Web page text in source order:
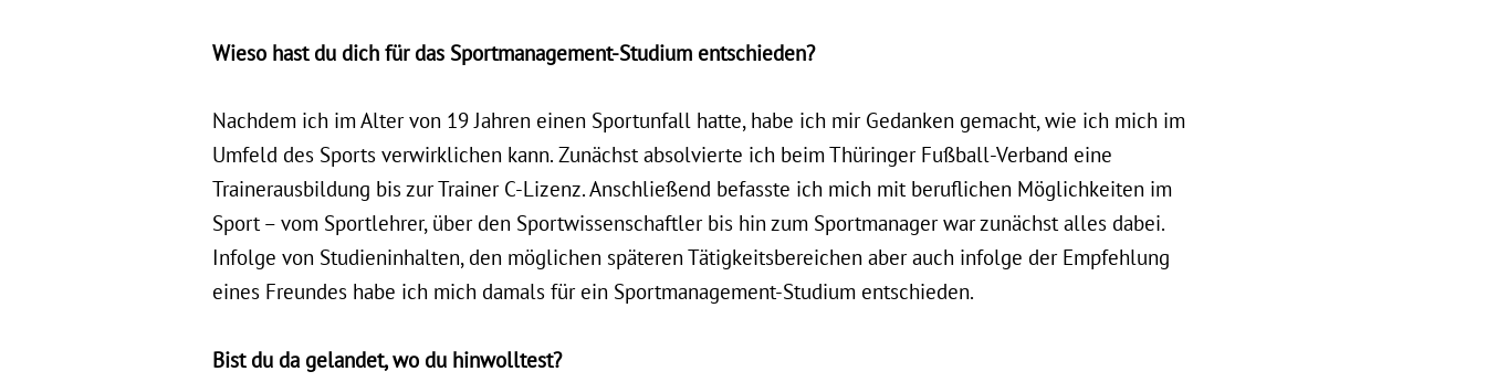
Wieso hast du dich für das Sportmanagement-Studium entschieden?
Nachdem ich im Alter von 19 Jahren einen Sportunfall hatte, habe ich mir Gedanken gemacht, wie ich mich im
Umfeld des Sports verwirklichen kann. Zunächst absolvierte ich beim Thüringer Fußball-Verband eine
Trainerausbildung bis zur Trainer C-Lizenz. Anschließend befasste ich mich mit beruflichen Möglichkeiten im
Sport – vom Sportlehrer, über den Sportwissenschaftler bis hin zum Sportmanager war zunächst alles dabei.
Infolge von Studieninhalten, den möglichen späteren Tätigkeitsbereichen aber auch infolge der Empfehlung
eines Freundes habe ich mich damals für ein Sportmanagement-Studium entschieden.
Bist du da gelandet, wo du hinwolltest?